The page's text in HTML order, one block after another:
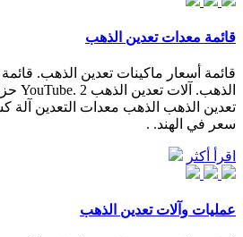
قائمة معدات تعدين الذهب
قائمة أسعار ماكينات تعدين الذهب.
تعدين الذهب الذهب معدات التعدين آلة
سعر في الهند. .
اقرأ أكثر
عمليات وآلات تعدين الذهب